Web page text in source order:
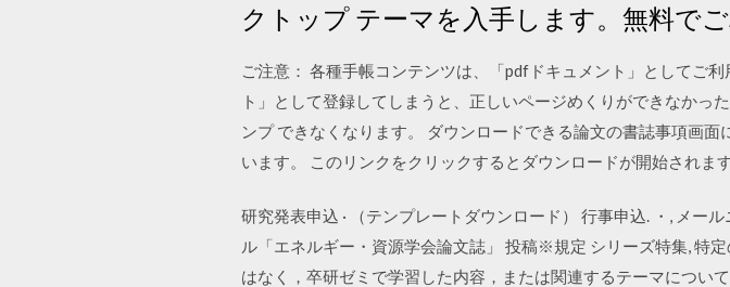
クトップ テーマを入手します。無料で
ご注意： 各種手帳コンテンツは、「pdfドキュメント」としてご
ト」として登録してしまうと、正しいページめくりができなか
ンプ できなくなります。 ダウンロードできる論文の書誌事項画
います。 このリンクをクリックするとダウンロードが開始されます
研究発表申込 · （テンプレートダウンロード） 行事申込. ・, メー
ル「エネルギー・資源学会論文誌」 投稿※規定 シリーズ特集, 特
はなく，卒研ゼミで学習した内容，または関連するテーマについ